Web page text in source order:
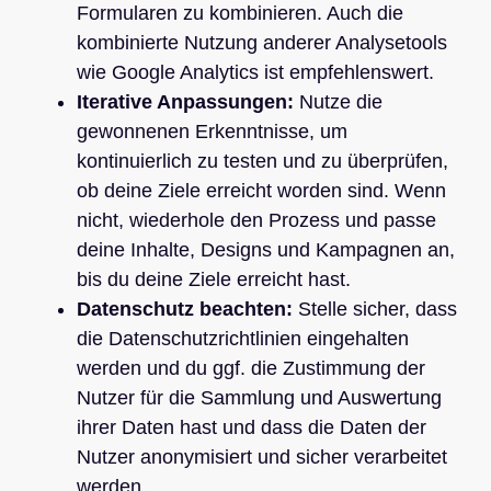
Formularen zu kombinieren. Auch die
kombinierte Nutzung anderer Analysetools
wie Google Analytics ist empfehlenswert.
Iterative Anpassungen: Nutze die
gewonnenen Erkenntnisse, um
kontinuierlich zu testen und zu überprüfen,
ob deine Ziele erreicht worden sind. Wenn
nicht, wiederhole den Prozess und passe
deine Inhalte, Designs und Kampagnen an,
bis du deine Ziele erreicht hast.
Datenschutz beachten: Stelle sicher, dass
die Datenschutzrichtlinien eingehalten
werden und du ggf. die Zustimmung der
Nutzer für die Sammlung und Auswertung
ihrer Daten hast und dass die Daten der
Nutzer anonymisiert und sicher verarbeitet
werden.